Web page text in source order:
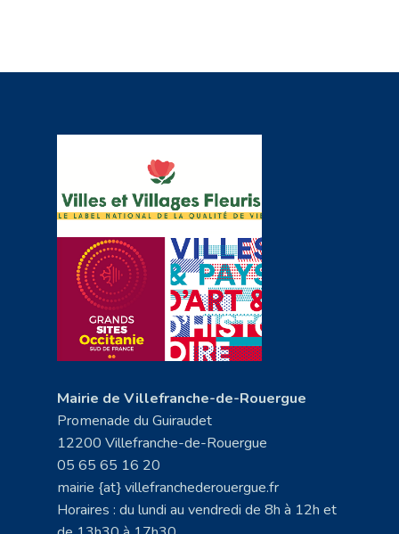
Mairie de Villefranche-de-Rouergue
Promenade du Guiraudet
12200 Villefranche-de-Rouergue
05 65 65 16 20
mairie {at} villefranchederouergue.fr
Horaires : du lundi au vendredi de 8h à 12h et